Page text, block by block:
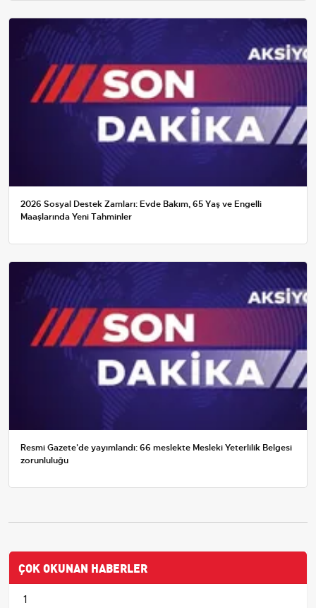
2026 Sosyal Destek Zamları: Evde Bakım, 65 Yaş ve Engelli
Maaşlarında Yeni Tahminler
Resmi Gazete'de yayımlandı: 66 meslekte Mesleki Yeterlilik Belgesi
zorunluluğu
ÇOK OKUNAN HABERLER
1